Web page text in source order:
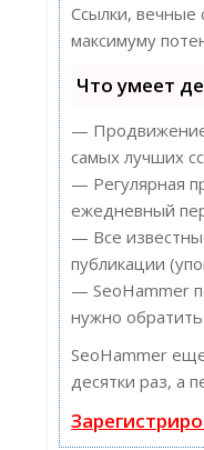
Ссылки, вечные
максимуму
Что умеет
— Продвижение
самых лучших
— Регулярная
ежедневный
— Все
публикации
— SeoHammer
нужно
SeoHammer
десятки раз, а